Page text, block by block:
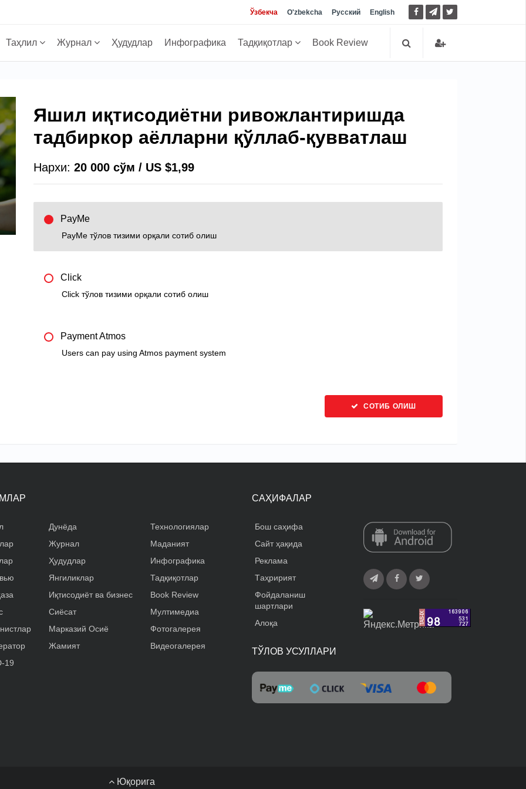
Ўзбекча O'zbekcha Русский English
Таҳлил Журнал Ҳудудлар Инфографика Тадқиқотлар Book Review
Яшил иқтисодиётни ривожлантиришда
тадбиркор аёлларни қўллаб-қувватлаш
Нархи:20 000 сўм / US $1,99
PayMe
PayMe тўлов тизими орқали сотиб олиш
Click
Click тўлов тизими орқали сотиб олиш
Payment Atmos
Users can pay using Atmos payment system
СОТИБ ОЛИШ
Дунёда
Журнал
Ҳудудлар
Янгиликлар
Иқтисодиёт ва бизнес
Сиёсат
Марказий Осиё
Жамият
Технологиялар
Маданият
Инфографика
Тадқиқотлар
Book Review
Мултимедиа
Фотогалерея
Видеогалерея
19
САҲИФАЛАР
Бош саҳифа
Сайт ҳақида
Реклама
Tаҳририят
Фойдаланиш
шартлари
Алоқа
ТЎЛОВ УСУЛЛАРИ
Юқорига